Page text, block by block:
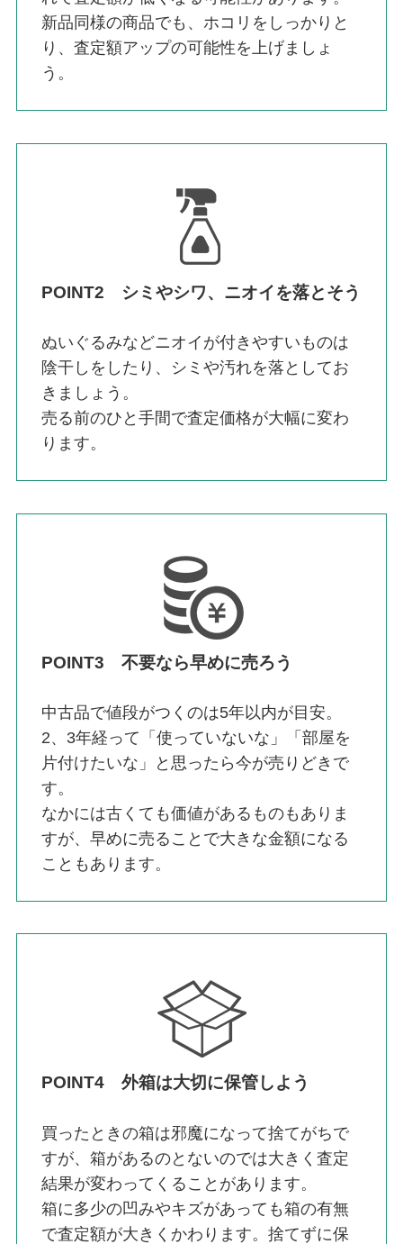
新品同様の商品でも、ホコリをしっかりと
り、査定額アップの可能性を上げましょ
う。
POINT2 シミやシワ、ニオイを落とそう
ぬいぐるみなどニオイが付きやすいものは
陰干しをしたり、シミや汚れを落としてお
きましょう。
売る前のひと手間で査定価格が大幅に変わ
ります。
POINT3 不要なら早めに売ろう
中古品で値段がつくのは5年以内が目安。
2、3年経って「使っていないな」「部屋を
片付けたいな」と思ったら今が売りどきで
す。
なかには古くても価値があるものもありま
すが、早めに売ることで大きな金額になる
こともあります。
POINT4 外箱は大切に保管しよう
買ったときの箱は邪魔になって捨てがちで
すが、箱があるのとないのでは大きく査定
結果が変わってくることがあります。
箱に多少の凹みやキズがあっても箱の有無
で査定額が大きくかわります。捨てずに保